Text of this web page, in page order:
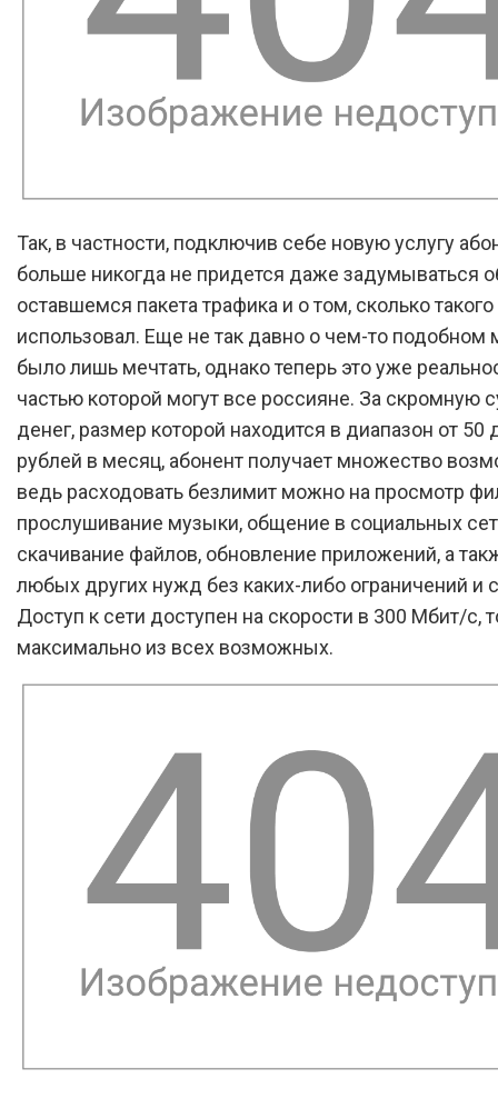
Так, в частности, подключив себе новую услугу
больше никогда не придется даже задумываться
оставшемся пакета трафика и о том, сколько
использовал. Еще не так давно о чем-то подобном
было лишь мечтать, однако теперь это уже
частью которой могут все россияне. За скромную
денег, размер которой находится в диапазон от 50
рублей в месяц, абонент получает множество
ведь расходовать безлимит можно на просмотр
прослушивание музыки, общение в социальных
скачивание файлов, обновление приложений, а
любых других нужд без каких-либо ограничений и
Доступ к сети доступен на скорости в 300 Мбит/с,
максимально из всех возможных.